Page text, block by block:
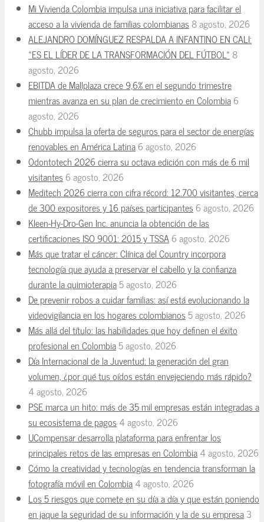
Mi Vivienda Colombia impulsa una iniciativa para facilitar el
acceso a la vivienda de familias colombianas8 agosto, 2026
ALEJANDRO DOMÍNGUEZ RESPALDA A INFANTINO EN CALI:
«ES EL LÍDER DE LA TRANSFORMACIÓN DEL FÚTBOL» 8
agosto, 2026
EBITDA de Mallplaza crece 9,6% en el segundo trimestre
mientras avanza en su plan de crecimiento en Colombia6
agosto, 2026
Chubb impulsa la oferta de seguros para el sector de energías
renovables en América Latina6 agosto, 2026
Odontotech 2026 cierra su octava edición con más de 6 mil
visitantes6 agosto, 2026
Meditech 2026 cierra con cifra récord: 12.700 visitantes, cerca
de 300 expositores y 16 países participantes6 agosto, 2026
Kleen-Hy-Dro-Gen Inc. anuncia la obtención de las
certificaciones ISO 9001: 2015 y TSSA6 agosto, 2026
Más que tratar el cáncer: Clínica del Country incorpora
tecnología que ayuda a preservar el cabello y la confianza
durante la quimioterapia5 agosto, 2026
De prevenir robos a cuidar familias: así está evolucionando la
videovigilancia en los hogares colombianos5 agosto, 2026
Más allá del título: las habilidades que hoy definen el éxito
profesional en Colombia5 agosto, 2026
Día Internacional de la Juventud: la generación del gran
volumen, ¿por qué tus oídos están envejeciendo más rápido?
4 agosto, 2026
PSE marca un hito: más de 35 mil empresas están integradas a
su ecosistema de pagos4 agosto, 2026
UCompensar desarrolla plataforma para enfrentar los
principales retos de las empresas en Colombia4 agosto, 2026
Cómo la creatividad y tecnologías en tendencia transforman la
fotografía móvil en Colombia4 agosto, 2026
Los 5 riesgos que comete en su día a día y que están poniendo
en jaque la seguridad de su información y la de su empresa3